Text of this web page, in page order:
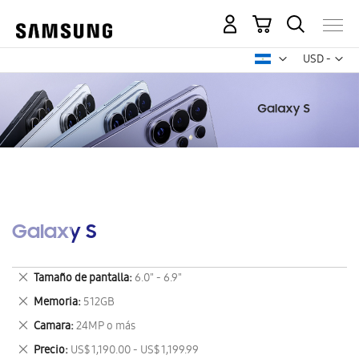
USD -
dólar
Mi carrito
Galaxy S
Tamaño de pantalla 6.0" - 6.9"
Eliminar
este
artículo
Memoria 512GB
Eliminar
este
artículo
Camara 24MP o más
Eliminar
este
Precio US$ 1,190.00 - US$ 1,199.99
Eliminar